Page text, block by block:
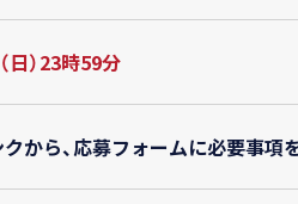
日）23時59分
から、応募フォームに必要事項